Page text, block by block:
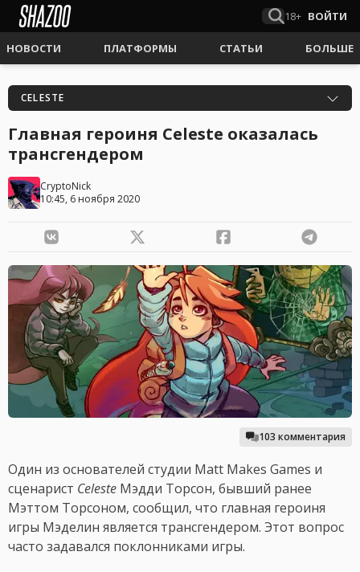
18+ ВОЙТИ
НОВОСТИ ПЛАТФОРМЫ СТАТЬИ БОЛЬШЕ
CELESTE
Главная героиня Celeste оказалась
трансгендером
CryptoNick
10:45, 6 ноября 2020
103 комментария
Один из основателей студии Matt Makes Games и
сценарист Celeste Мэдди Торсон, бывший ранее
Мэттом Торсоном, сообщил, что главная героиня
игры Мэделин является трансгендером. Этот вопрос
часто задавался поклонниками игры.